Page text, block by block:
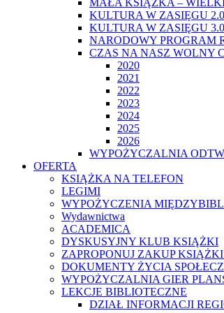
MAŁA KSIĄŻKA –
KULTURA W ZASIĘGU 2.0
KULTURA W ZASIĘGU 3.0
NARODOWY PROGRAM
CZAS NA NASZ WOLNY
2020
2021
2022
2023
2024
2025
2026
WYPOŻYCZALNIA
OFERTA
KSIĄŻKA NA TELEFON
LEGIMI
WYPOŻYCZENIA
Wydawnictwa
ACADEMICA
DYSKUSYJNY KLUB KSIĄŻKI
ZAPROPONUJ ZAKUP
DOKUMENTY ŻYCIA
WYPOŻYCZALNIA GIER
LEKCJE BIBLIOTECZNE
DZIAŁ INFORMACJI